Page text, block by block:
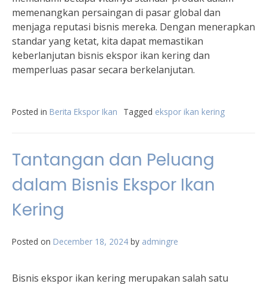
memenangkan persaingan di pasar global dan
menjaga reputasi bisnis mereka. Dengan menerapkan
standar yang ketat, kita dapat memastikan
keberlanjutan bisnis ekspor ikan kering dan
memperluas pasar secara berkelanjutan.
Posted in Berita Ekspor Ikan Tagged ekspor ikan kering
Tantangan dan Peluang
dalam Bisnis Ekspor Ikan
Kering
Posted on December 18, 2024 by admingre
Bisnis ekspor ikan kering merupakan salah satu